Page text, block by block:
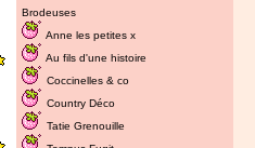
Brodeuses
Anne les petites x
Au fils d'une histoire
Coccinelles & co
Country Déco
Tatie Grenouille